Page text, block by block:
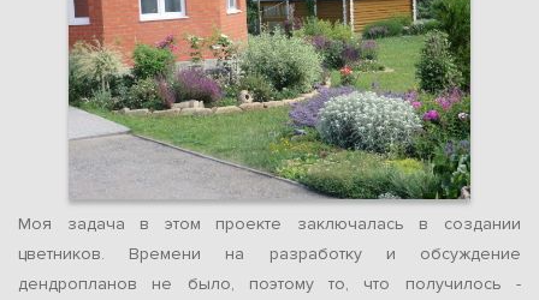
Моя задача в этом проекте заключалась в создании
цветников. Времени на разработку и обсуждение
дендропланов не было, поэтому то, что получилось -